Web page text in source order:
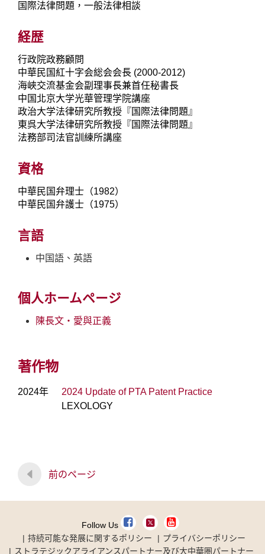
国際法律問題，一般法律相談
経歴
行政院政務顧問
中華民国紅十字会総会会長 (2000-2012)
海峽交流基金会副理事長兼首任秘書長
中国北京大学光華管理学院講座
政治大学法律研究所教授『国際法律問題』
東呉大学法律研究所教授『国際法律問題』
法務部司法官訓練所講座
資格
中華民国弁理士（1982）
中華民国弁護士（1975）
言語
中国語、英語
個人ホームページ
陳長文‧愛與正義
著作物
2024年
2024 Update of PTA Patent Practice
LEXOLOGY
前のページ
Follow Us
持続可能な発展に関するポリシー
プライバシーポリシー
ストラテジックアライアンスパートナー及び大中華圏パートナー